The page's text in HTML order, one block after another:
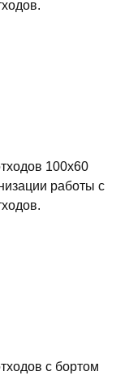
100х60
работы с
с бортом